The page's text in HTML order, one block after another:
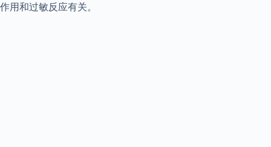
作用和过敏反应有关。